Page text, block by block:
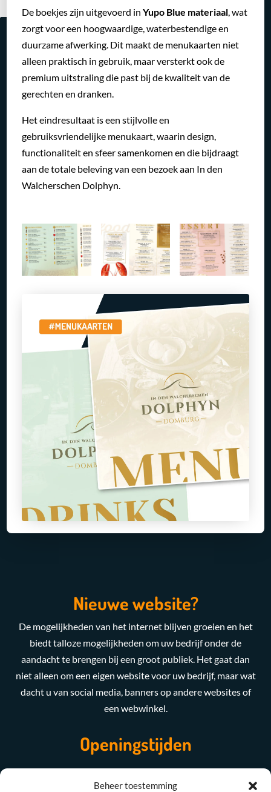
Beheer toestemming
De boekjes zijn uitgevoerd inYupo Blue materiaal, wat
zorgt voor een hoogwaardige, waterbestendige en
duurzame afwerking. Dit maakt de menukaarten niet
alleen praktisch in gebruik, maar versterkt ook de
premium uitstraling die past bij de kwaliteit van de
gerechten en dranken.
Het eindresultaat is een stijlvolle en
gebruiksvriendelijke menukaart, waarin design,
functionaliteit en sfeer samenkomen en die bijdraagt
aan de totale beleving van een bezoek aan In den
Walcherschen Dolphyn.
Nieuwe website?
De mogelijkheden van het internet blijven groeien en het
biedt talloze mogelijkheden om uw bedrijf onder de
aandacht te brengen bij een groot publiek. Het gaat dan
niet alleen om een eigen website voor uw bedrijf, maar wat
dacht u van social media, banners op andere websites of
een webwinkel.
Openingstijden
Maandag t/m Vrijdag 08:00 - 17:00